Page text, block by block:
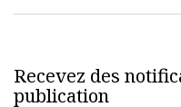
Recevez des
publication